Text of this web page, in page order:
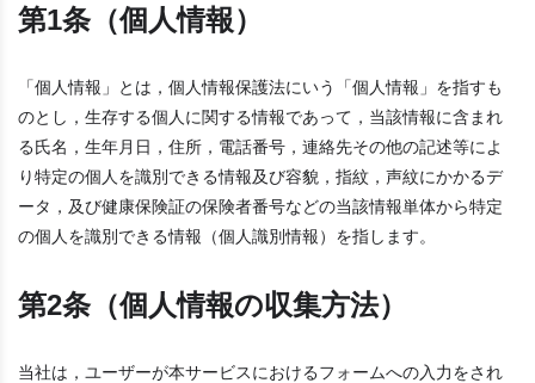
第1条（個人情報）
「個人情報」とは，個人情報保護法にいう「個人情報」を指すも
のとし，生存する個人に関する情報であって，当該情報に含まれ
る氏名，生年月日，住所，電話番号，連絡先その他の記述等によ
り特定の個人を識別できる情報及び容貌，指紋，声紋にかかるデ
ータ，及び健康保険証の保険者番号などの当該情報単体から特定
の個人を識別できる情報（個人識別情報）を指します。
第2条（個人情報の収集方法）
当社は，ユーザーが本サービスにおけるフォームへの入力をされ